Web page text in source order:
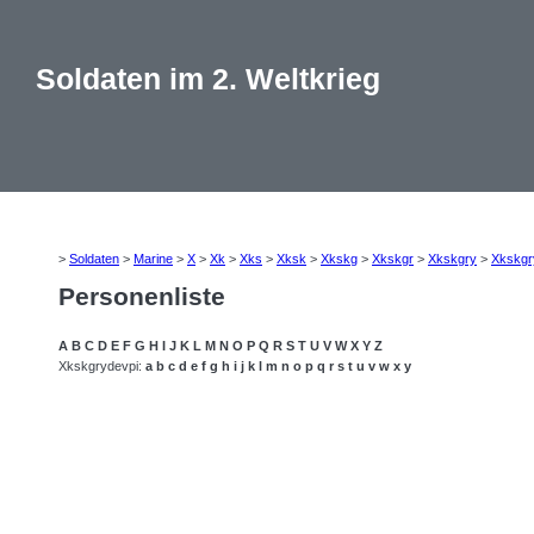
Soldaten im 2. Weltkrieg
> Soldaten > Marine > X > Xk > Xks > Xksk > Xkskg > Xkskgr > Xkskgry >
Personenliste
A B C D E F G H I J K L M N O P Q R S T U V W X Y Z
Xkskgrydevpi: a b c d e f g h i j k l m n o p q r s t u v w x y